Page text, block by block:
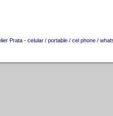
Prata - celular / portable / cel phone /